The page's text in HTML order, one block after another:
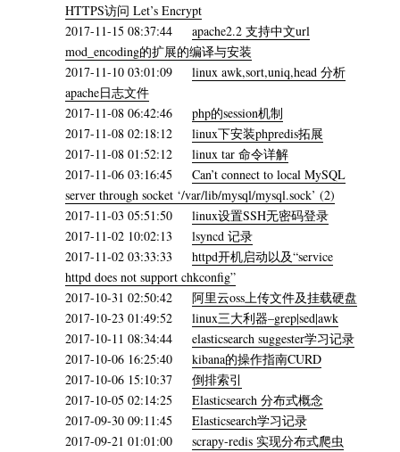
HTTPS访问 Let’s Encrypt
2017-11-15 08:37:44 apache2.2 支持中文url
mod_encoding的扩展的编译与安装
2017-11-10 03:01:09 linux awk,sort,uniq,head 分析
apache日志文件
2017-11-08 06:42:46 php的session机制
2017-11-08 02:18:12 linux下安装phpredis拓展
2017-11-08 01:52:12 linux tar 命令详解
2017-11-06 03:16:45 Can’t connect to local MySQL
server through socket ‘/var/lib/mysql/mysql.sock’ (2)
2017-11-03 05:51:50 linux设置SSH无密码登录
2017-11-02 10:02:13 lsyncd 记录
2017-11-02 03:33:33 httpd开机启动以及“service
httpd does not support chkconfig”
2017-10-31 02:50:42 阿里云oss上传文件及挂载硬盘
2017-10-23 01:49:52 linux三大利器–grep|sed|awk
2017-10-11 08:34:44 elasticsearch suggester学习记录
2017-10-06 16:25:40 kibana的操作指南CURD
2017-10-06 15:10:37 倒排索引
2017-10-05 02:14:25 Elasticsearch 分布式概念
2017-09-30 09:11:45 Elasticsearch学习记录
2017-09-21 01:01:00 scrapy-redis 实现分布式爬虫